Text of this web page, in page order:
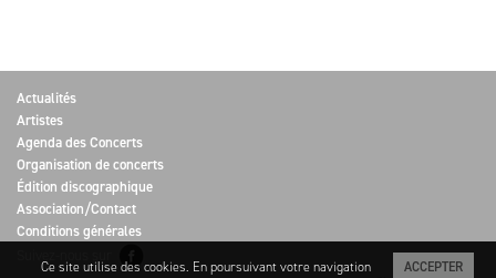
Actualités
Artistes
Agenda des Concerts
Organisation de concerts
Édition discographique
Association/Contact
Conditions générales
Ce site utilise des cookies. En poursuivant votre navigation
ACCEPTER